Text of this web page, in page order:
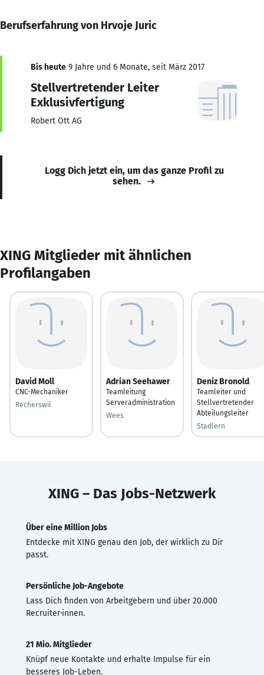
Berufserfahrung von Hrvoje Juric
Bis heute 9 Jahre und 6 Monate, seit März 2017
Stellvertretender Leiter
Exklusivfertigung
Robert Ott AG
Logg Dich jetzt ein, um das ganze Profil zu
sehen.
XING Mitglieder mit ähnlichen
Profilangaben
David Moll
CNC-Mechaniker
Recherswil
Adrian Seehawer
Teamleitung
Serveradministration
Wees
Deniz Bronold
Teamleiter und
Stellvertretender
Abteilungsleiter
Stadlern
XING – Das Jobs-Netzwerk
Über eine Million Jobs
Entdecke mit XING genau den Job, der wirklich zu Dir
passt.
Persönliche Job-Angebote
Lass Dich finden von Arbeitgebern und über 20.000
Recruiter·innen.
21 Mio. Mitglieder
Knüpf neue Kontakte und erhalte Impulse für ein
besseres Job-Leben.